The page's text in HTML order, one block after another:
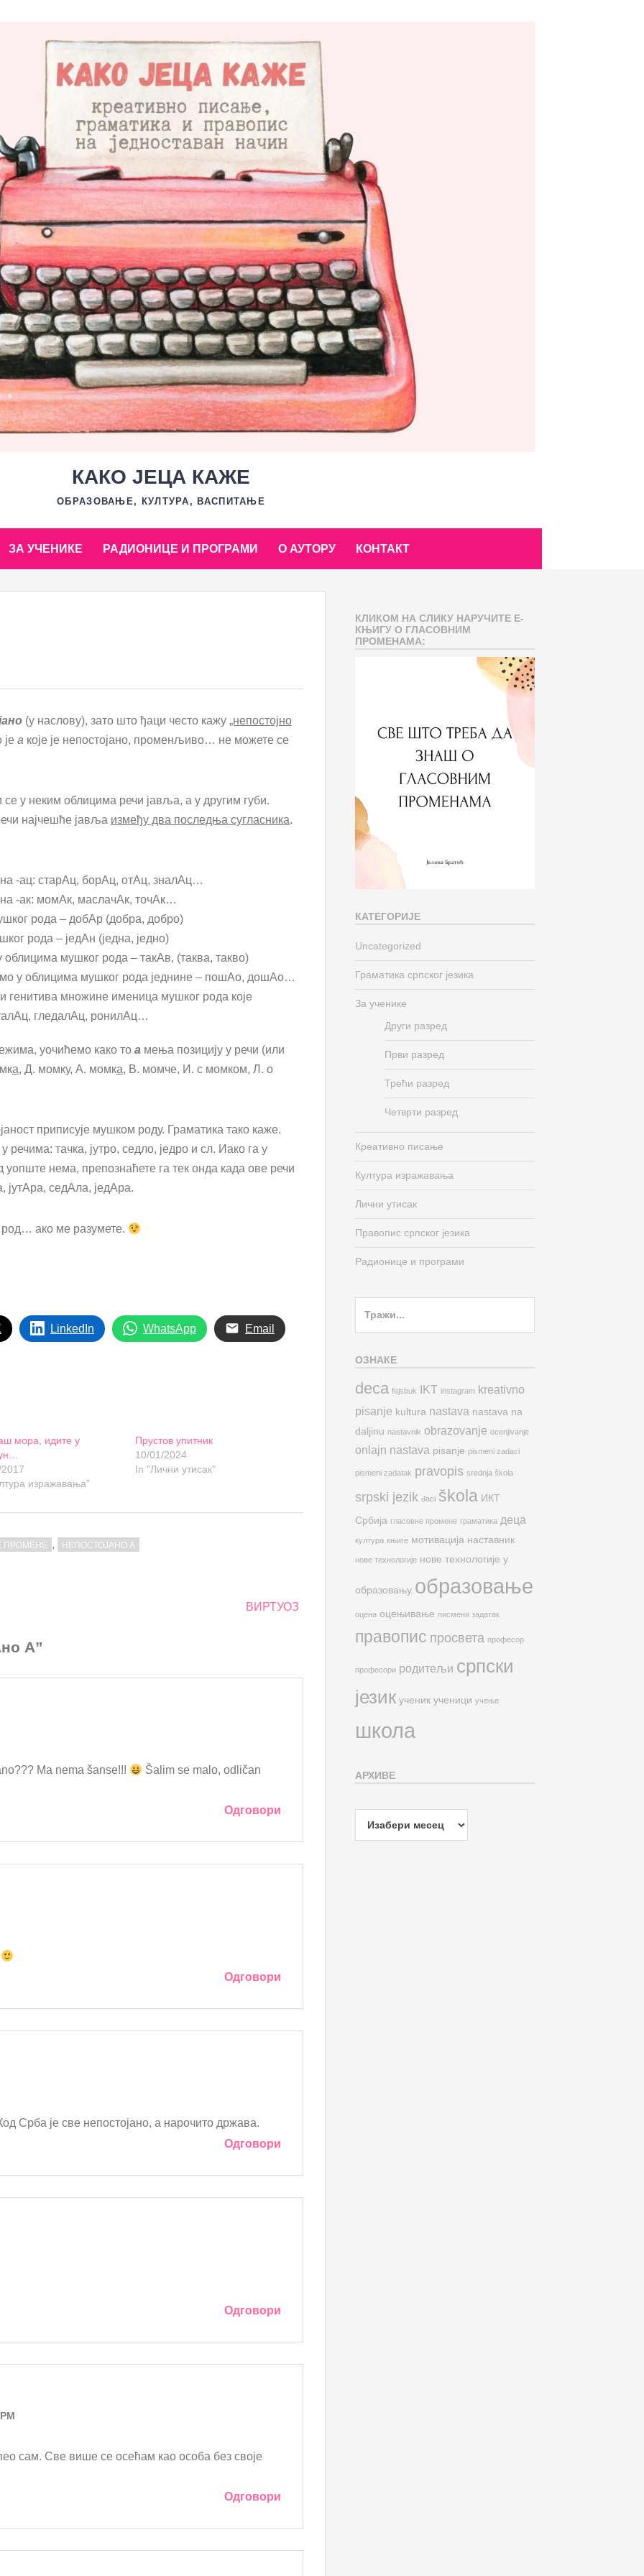
КАКО ЈЕЦА КАЖЕ
ОБРАЗОВАЊЕ, КУЛТУРА, ВАСПИТАЊЕ
ЗА УЧЕНИКЕ РАДИОНИЦЕ И ПРОГРАМИ О АУТОРУ КОНТАКТ
(у наслову), зато што ђаци често кажу „непостојно
је а које је непостојано, променљиво… не можете се
се у неким облицима речи јавља, а у другим губи.
најчешће јавља између два последња сугласника.
-ац: старАц, борАц, отАц, зналАц…
-ак: момАк, маслачАк, точАк…
рода – добАр (добра, добро)
рода – једАн (једна, једно)
мушког рода – такАв, (таква, такво)
у облицима мушког рода једнине – пошАо, дошАо…
генитива множине именица мушког рода које
гледалАц, ронилАц…
уочићемо како то а мења позицију у речи (или
а, Д. момку, А. момка, В. момче, И. с момком, Л. о
приписује мушком роду. Граматика тако каже.
у речима: тачка, јутро, седло, једро и сл. Иако га у
нема, препознаћете га тек онда када ове речи
јутАра, седАла, једАра.
ако ме разумете.
LinkedIn WhatsApp Email
мора, идите у
изражавања"
Прустов упитник
10/01/2024
In "Лични утисак"
ПРОМЕНЕ , НЕПОСТОЈАНО А
ВИРТУОЗ
А”
Ma nema šanse!!!
Šalim se malo, odličan
Одговори
Одговори
Срба је све непостојано, а нарочито држава.
Одговори
Одговори
сам. Све више се осећам као особа без своје
Одговори
КЛИКОМ НА СЛИКУ НАРУЧИТЕ Е-
КЊИГУ О ГЛАСОВНИМ
ПРОМЕНАМА:
КАТЕГОРИЈЕ
Uncategorized
Граматика српског језика
За ученике
Други разред
Први разред
Трећи разред
Четврти разред
Креативно писање
Култура изражавања
Лични утисак
Правопис српског језика
Радионице и програми
ОЗНАКЕ
deca fejsbuk IKT instagram kreativno
pisanje kultura nastava nastava na
daljinu nastavnik obrazovanje ocenjivanje
onlajn nastava pisanje pismeni zadaci
pismeni zadatak pravopis srednja škola
srpski jezik đaci škola ИКТ
Србија гласовне промене граматика деца
култура књиге мотивација наставник
нове технологије нове технологије у
образовању образовање
оцена оцењивање писмени задатак
правопис просвета професор
професори родитељи српски
језик ученик ученици учење
школа
АРХИВЕ